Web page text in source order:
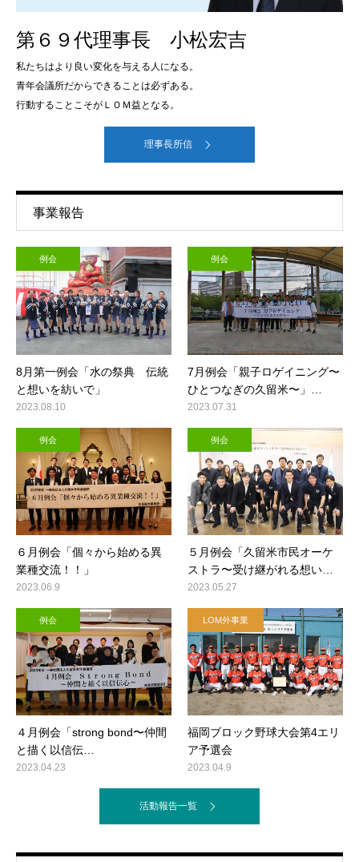
第６９代理事長 小松宏吉
私たちはより良い変化を与える人になる。
青年会議所だからできることは必ずある。
行動することこそがＬＯＭ益となる。
理事長所信
事業報告
例会
8月第一例会「水の祭典 伝統
と想いを紡いで」
2023.08.10
例会
7月例会「親子ロゲイニング〜
ひとつなぎの久留米〜」…
2023.07.31
例会
６月例会「個々から始める異
業種交流！！」
2023.06.9
例会
５月例会「久留米市民オーケ
ストラ〜受け継がれる想い…
2023.05.27
例会
４月例会「strong bond〜仲間
と描く以信伝…
2023.04.23
LOM外事業
福岡ブロック野球大会第4エリ
ア予選会
2023.04.9
活動報告一覧